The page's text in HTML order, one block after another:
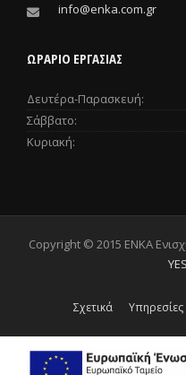
info@enka.com.gr
ΩΡΑΡΙΟ ΕΡΓΑΣΙΑΣ
Δευτέρα-Παρασκευή:
Σάββατο:
Κυριακή:
Copyright © 2015 ENKA
Σχετικά Υπηρεσίες